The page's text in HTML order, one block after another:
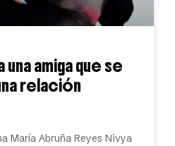
amiga que se
relación
María Abruña Reyes Nivya